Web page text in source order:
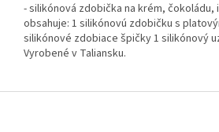
- silikónová zdobička na krém, čokoládu,
obsahuje: 1 silikónovú zdobičku s
silikónové zdobiace špičky 1 silikónový
Vyrobené v Taliansku.